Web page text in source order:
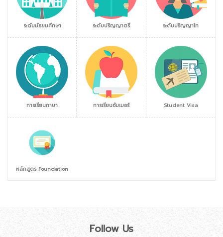
ระดับมัธยมศึกษา ระดับปริญญาตรี ระดับปริญญาโท
การเรียนภาษา การเรียนซัมเมอร์ Student Visa
หลักสูตร Foundation
Follow Us